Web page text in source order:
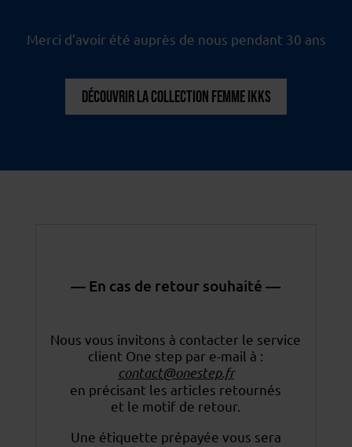
Merci d’avoir été auprès de nous pendant 30 ans
DÉCOUVRIR LA COLLECTION FEMME IKKS
— En cas de retour souhaité —
Nous vous invitons à contacter le service
client One step par e-mail à :
contact@onestep.fr
en précisant les articles retournés
et le motif de retour.
Une étiquette prépayée vous sera